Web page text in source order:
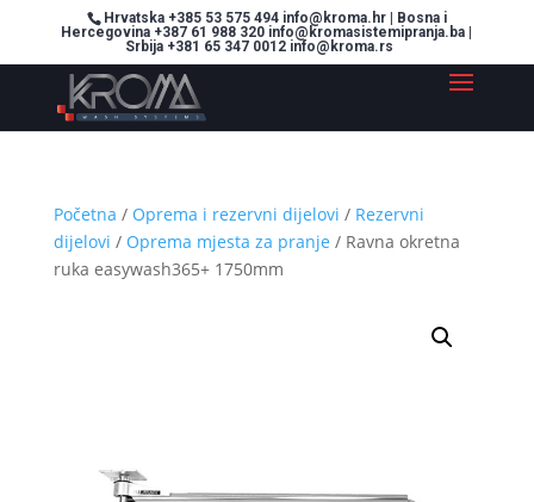
Hrvatska +385 53 575 494 info@kroma.hr | Bosna i
Hercegovina +387 61 988 320 info@kromasistemipranja.ba |
Srbija +381 65 347 0012 info@kroma.rs
Početna / Oprema i rezervni dijelovi / Rezervni
dijelovi / Oprema mjesta za pranje / Ravna okretna
ruka easywash365+ 1750mm